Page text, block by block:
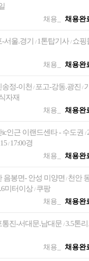
채용_ 채용완
-서울.경기/ 1톤탑기사/ 쇼
채용_ 채용완
송정-이천 / 포고-강동.광진 /
자재
채용_ 채용완
ic인근 이랜드센타 - 수도권/
/ 17:00경
채용_ 채용완
음봉면- 안성 미양면 / 천안
미터이상/ 쿠팡
채용_ 채용완
통진-서대문.남대문/3.5톤
채용_ 채용완